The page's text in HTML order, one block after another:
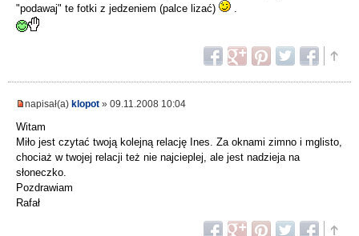
"podawaj" te fotki z jedzeniem (palce lizać)
napisał(a) klopot » 09.11.2008 10:04
Witam
Miło jest czytać twoją kolejną relację Ines. Za oknami zimno i mglisto,
chociaż w twojej relacji też nie najcieplej, ale jest nadzieja na
słoneczko.
Pozdrawiam
Rafał